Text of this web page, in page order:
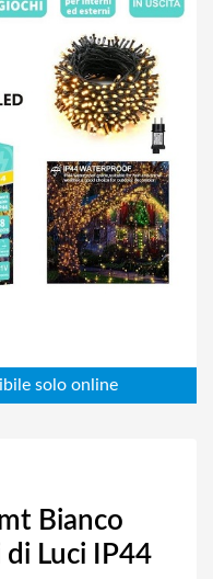
Bianco
di Luci IP44